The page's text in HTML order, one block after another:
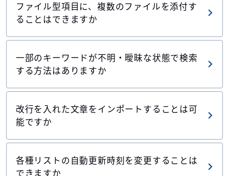
ファイル型項目に、複数のファイルを添付す
ることはできますか
一部のキーワードが不明・曖昧な状態で検索
する方法はありますか
改行を入れた文章をインポートすることは可
能ですか
各種リストの自動更新時刻を変更することは
できますか